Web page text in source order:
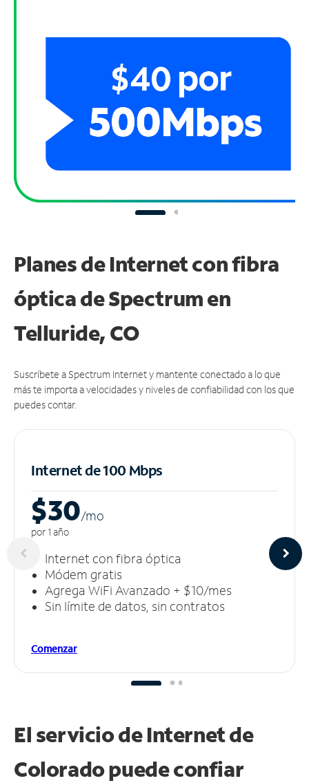
Planes de Internet con fibra
óptica de Spectrum en
Telluride, CO
Suscríbete a Spectrum Internet y mantente conectado a lo que
más te importa a velocidades y niveles de confiabilidad con los que
puedes contar.
Internet de 100 Mbps
$30/mo
por 1 año
Internet con fibra óptica
Módem gratis
Agrega WiFi Avanzado + $10/mes
Sin límite de datos, sin contratos
Comenzar
El servicio de Internet de
Colorado puedeconfiar